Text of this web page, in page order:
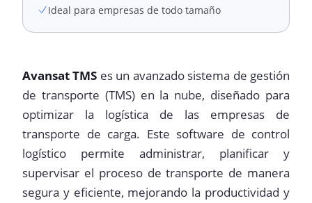
Ideal para empresas de todo tamaño
Avansat TMS es un avanzado sistema de gestión
de transporte (TMS) en la nube, diseñado para
optimizar la logística de las empresas de
transporte de carga. Este software de control
logístico permite administrar, planificar y
supervisar el proceso de transporte de manera
segura y eficiente, mejorando la productividad y